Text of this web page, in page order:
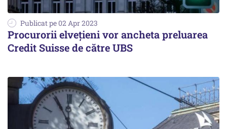
Publicat pe 02 Apr 2023
Procurorii elveţieni vor ancheta preluarea
Credit Suisse de către UBS